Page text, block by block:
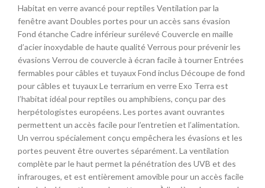
Habitat en verre avancé pour reptiles Ventilation par la
fenêtre avant Doubles portes pour un accès sans évasion
Fond étanche Cadre inférieur surélevé Couvercle en maille
d’acier inoxydable de haute qualité Verrous pour prévenir les
évasions Verrou de couvercle à écran facile à tourner Entrées
fermables pour câbles et tuyaux Fond inclus Découpe de fond
pour câbles et tuyaux Le terrarium en verre Exo Terra est
l’habitat idéal pour reptiles ou amphibiens, conçu par des
herpétologistes européens. Les portes avant ouvrantes
permettent un accès facile pour l’entretien et l’alimentation.
Un verrou spécialement conçu empêchera les évasions et les
portes peuvent être ouvertes séparément. La ventilation
complète par le haut permet la pénétration des UVB et des
infrarouges, et est entièrement amovible pour un accès facile